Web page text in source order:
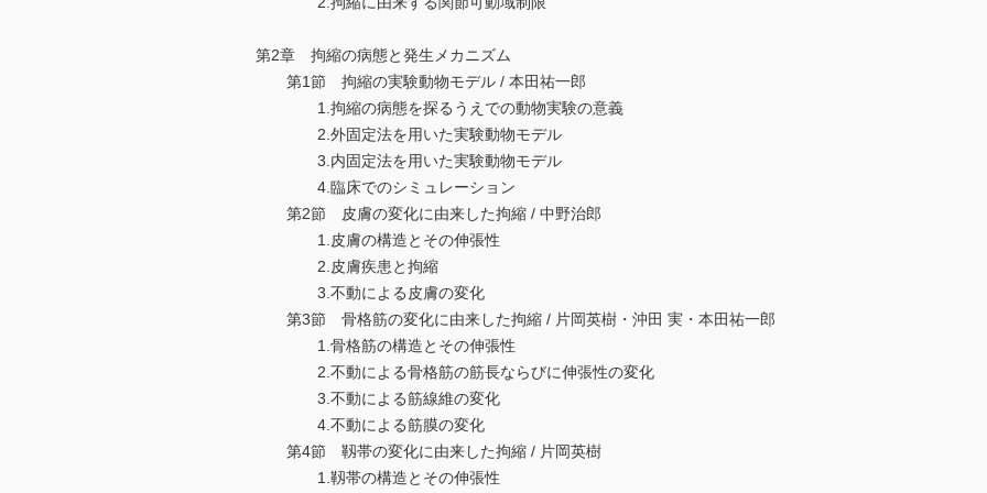
第2章 拘縮の病態と発生メカニズム
第1節 拘縮の実験動物モデル / 本田祐一郎
1.拘縮の病態を探るうえでの動物実験の意義
2.外固定法を用いた実験動物モデル
3.内固定法を用いた実験動物モデル
4.臨床でのシミュレーション
第2節 皮膚の変化に由来した拘縮 / 中野治郎
1.皮膚の構造とその伸張性
2.皮膚疾患と拘縮
3.不動による皮膚の変化
第3節 骨格筋の変化に由来した拘縮 / 片岡英樹・沖田 実・本田祐一郎
1.骨格筋の構造とその伸張性
2.不動による骨格筋の筋長ならびに伸張性の変化
3.不動による筋線維の変化
4.不動による筋膜の変化
第4節 靱帯の変化に由来した拘縮 / 片岡英樹
1.靱帯の構造とその伸張性